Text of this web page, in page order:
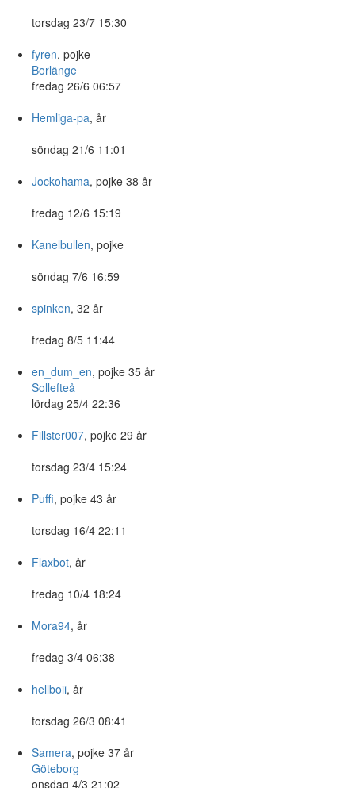
torsdag 23/7 15:30
fyren, pojke
Borlänge
fredag 26/6 06:57
Hemliga-pa, år
söndag 21/6 11:01
Jockohama, pojke 38 år
fredag 12/6 15:19
Kanelbullen, pojke
söndag 7/6 16:59
spinken, 32 år
fredag 8/5 11:44
en_dum_en, pojke 35 år
Sollefteå
lördag 25/4 22:36
Fillster007, pojke 29 år
torsdag 23/4 15:24
Puffi, pojke 43 år
torsdag 16/4 22:11
Flaxbot, år
fredag 10/4 18:24
Mora94, år
fredag 3/4 06:38
hellboii, år
torsdag 26/3 08:41
Samera, pojke 37 år
Göteborg
onsdag 4/3 21:02